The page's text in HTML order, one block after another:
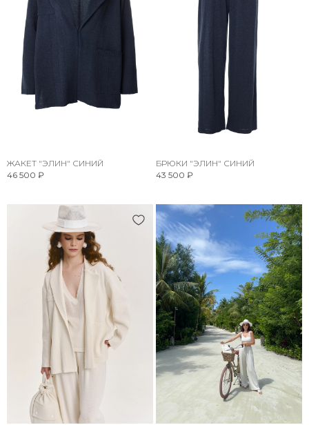
ЖАКЕТ "ЭЛИН" СИНИЙ
46 500 ₽
БРЮКИ "ЭЛИН" СИНИЙ
43 500 ₽